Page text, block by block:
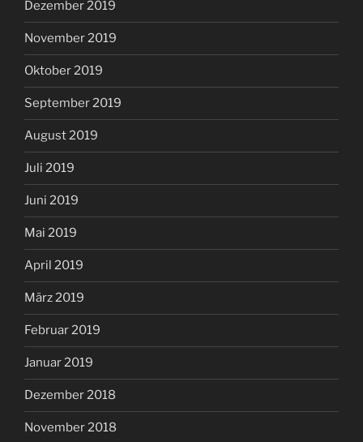
Dezember 2019
November 2019
Oktober 2019
September 2019
August 2019
Juli 2019
Juni 2019
Mai 2019
April 2019
März 2019
Februar 2019
Januar 2019
Dezember 2018
November 2018